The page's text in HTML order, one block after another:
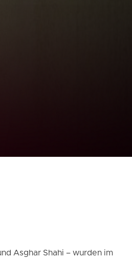
Asghar Shahi – wurden im